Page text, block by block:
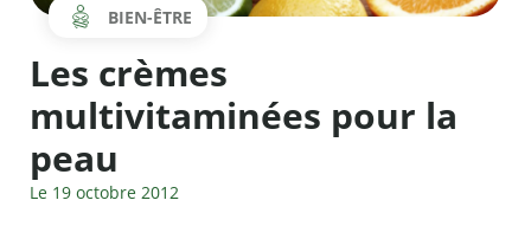
BIEN-ÊTRE
Les crèmes
multivitaminées pour la
peau
Le 19 octobre 2012